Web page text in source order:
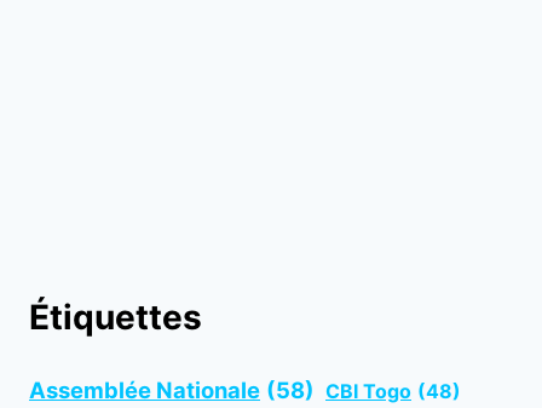
Étiquettes
Assemblée Nationale (58) CBI Togo (48)